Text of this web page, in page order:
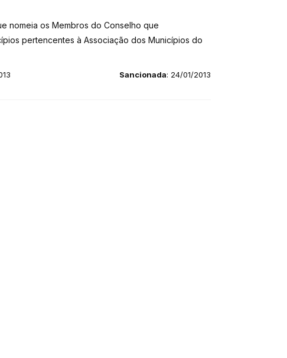
nomeia os Membros do Conselho que
pertencentes à Associação dos Municípios do
Sancionada: 24/01/2013